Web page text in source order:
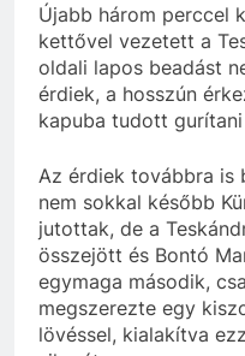
Újabb három perccel
kettővel vezetett a
oldali lapos beadást
érdiek, a hosszún
kapuba tudott gurítani
Az érdiek továbbra is
nem sokkal később
jutottak, de a
összejött és Bontó
egymaga második,
megszerezte egy
lövéssel, kialakítva